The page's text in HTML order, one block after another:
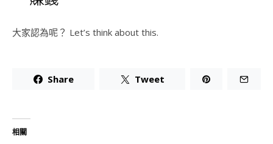
大家認為呢？ Let’s think about this.
Share Tweet
相關